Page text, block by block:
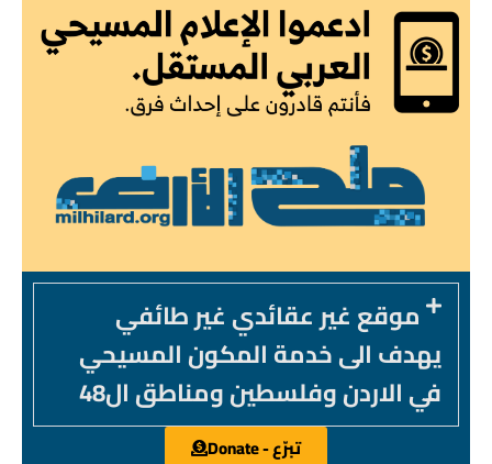
موقع غير عقائدي غير طائفي
يهدف الى خدمة المكون المسيحي
في الاردن وفلسطين ومناطق ال48
تبرّع - Donate